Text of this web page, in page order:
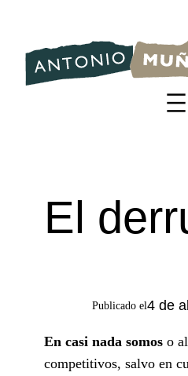
contenido
El
Publicado el4 de
En casi nada somos o
competitivos, salvo en